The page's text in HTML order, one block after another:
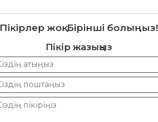
Пікірлер жоқ. Бірінші болыңыз!
Пікір жазыңыз